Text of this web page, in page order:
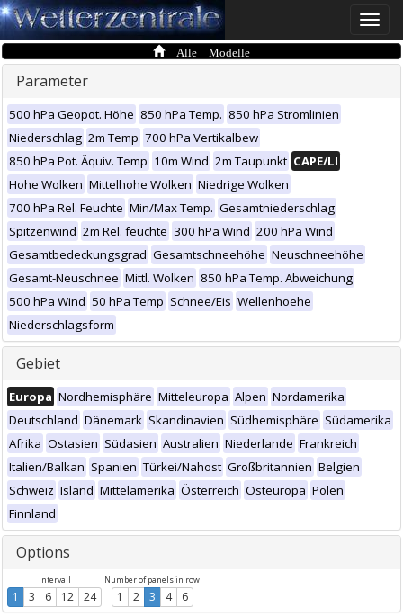
Toggle
Alle Modelle
Parameter
500 hPa Geopot. Höhe 850 hPa Temp. 850 hPa Stromlinien
Niederschlag 2m Temp 700 hPa Vertikalbew
850 hPa Pot. Äquiv. Temp 10m Wind 2m Taupunkt CAPE/LI
Hohe Wolken Mittelhohe Wolken Niedrige Wolken
700 hPa Rel. Feuchte Min/Max Temp. Gesamtniederschlag
Spitzenwind 2m Rel. feuchte 300 hPa Wind 200 hPa Wind
Gesamtbedeckungsgrad Gesamtschneehöhe Neuschneehöhe
Gesamt-Neuschnee Mittl. Wolken 850 hPa Temp. Abweichung
500 hPa Wind 50 hPa Temp Schnee/Eis Wellenhoehe
Niederschlagsform
Gebiet
Europa Nordhemisphäre Mitteleuropa Alpen Nordamerika
Deutschland Dänemark Skandinavien Südhemisphäre Südamerika
Afrika Ostasien Südasien Australien Niederlande Frankreich
Italien/Balkan Spanien Türkei/Nahost Großbritannien Belgien
Schweiz Island Mittelamerika Österreich Osteuropa Polen
Finnland
Options
Intervall
1 3 6 12 24
Number of panels in row
1 2 3 4 6